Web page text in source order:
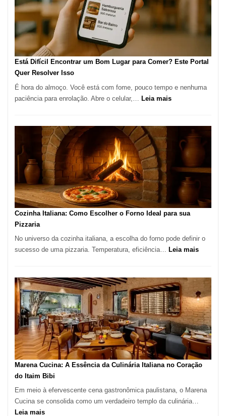
como
reservar
Paulo
Está Difícil Encontrar um Bom Lugar para Comer? Este Portal
Quer Resolver Isso
É hora do almoço. Você está com fome, pouco tempo e nenhuma
paciência para enrolação. Abre o celular,… Leia mais:
Encontrar
um
Lugar
Comer?
Este
Portal
Isso
Cozinha Italiana: Como Escolher o Forno Ideal para sua
Pizzaria
No universo da cozinha italiana, a escolha do forno pode definir o
sucesso de uma pizzaria. Temperatura, eficiência… Leia mais:
Como
Escolher
o
Forno
Ideal
para
sua
Pizzaria
Marena Cucina: A Essência da Culinária Italiana no Coração
do Itaim Bibi
Em meio à efervescente cena gastronômica paulistana, o Marena
Cucina se consolida como um verdadeiro templo da culinária…
Leia mais: